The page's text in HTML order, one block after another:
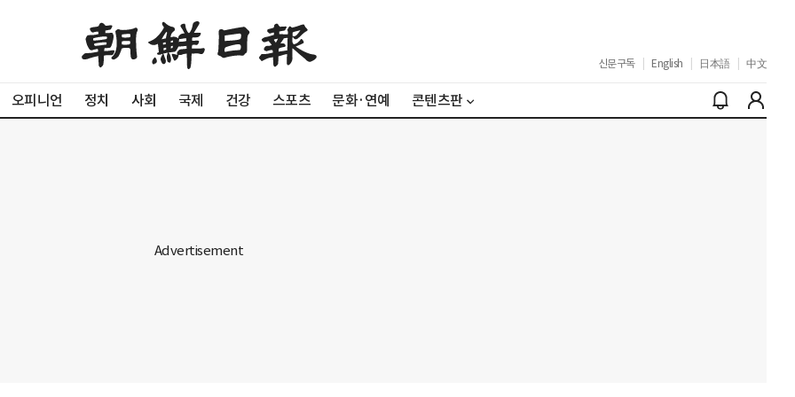
신문구독 English 日本語 中文
오피니언 정치 사회 국제 건강 스포츠 문화·연예 콘텐츠판